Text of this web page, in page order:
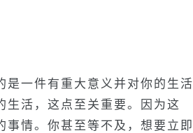
是一件有重大意义并对你的生活
生活，这点至关重要。因为这
情。你甚至等不及，想要立即